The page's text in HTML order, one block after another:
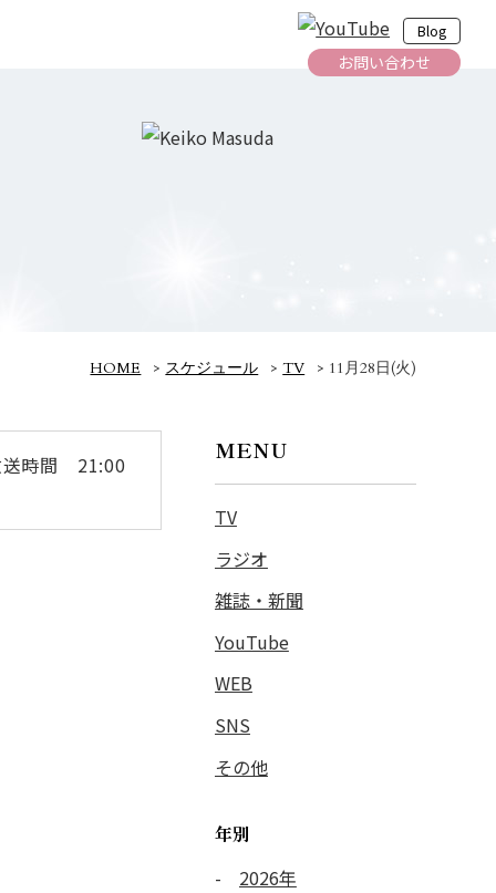
Blog
お問い合わせ
HOME > スケジュール >TV > 11月28日(火)
送時間 21:00
MENU
TV
ラジオ
雑誌・新聞
YouTube
WEB
SNS
その他
年別
2026年